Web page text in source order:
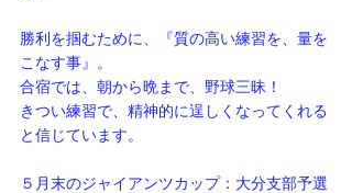
勝利を掴むために、『質の高い練習を、量を
こなす事』。
合宿では、朝から晩まで、野球三昧！
きつい練習で、精神的に逞しくなってくれる
と信じています。
５月末のジャイアンツカップ：大分支部予選